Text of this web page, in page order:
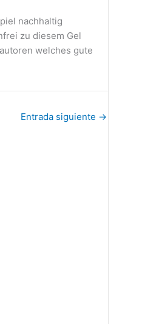
nachhaltig
zu diesem Gel
welches gute
Entrada siguiente →